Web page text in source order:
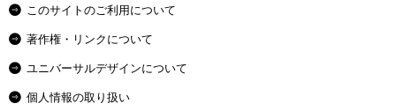
このサイトのご利用について
著作権・リンクについて
ユニバーサルデザインについて
個人情報の取り扱い